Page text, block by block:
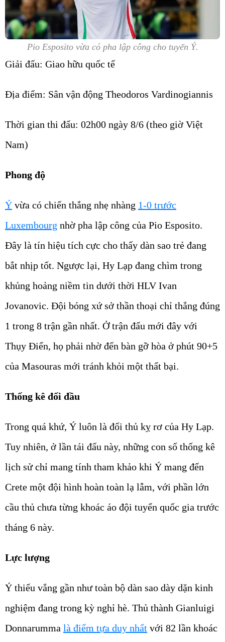
Pio Esposito vừa có pha lập công cho tuyển Ý.
Giải đấu: Giao hữu quốc tế
Địa điểm: Sân vận động Theodoros Vardinogiannis
Thời gian thi đấu: 02h00 ngày 8/6 (theo giờ Việt
Nam)
Phong độ
Ý vừa có chiến thắng nhẹ nhàng 1-0 trước
Luxembourg nhờ pha lập công của Pio Esposito.
Đây là tín hiệu tích cực cho thấy dàn sao trẻ đang
bắt nhịp tốt. Ngược lại, Hy Lạp đang chìm trong
khủng hoảng niềm tin dưới thời HLV Ivan
Jovanovic. Đội bóng xứ sở thần thoại chỉ thắng đúng
1 trong 8 trận gần nhất. Ở trận đấu mới đây với
Thụy Điển, họ phải nhờ đến bàn gỡ hòa ở phút 90+5
của Masouras mới tránh khỏi một thất bại.
Thống kê đối đầu
Trong quá khứ, Ý luôn là đối thủ kỵ rơ của Hy Lạp.
Tuy nhiên, ở lần tái đấu này, những con số thống kê
lịch sử chỉ mang tính tham khảo khi Ý mang đến
Crete một đội hình hoàn toàn lạ lẫm, với phần lớn
cầu thủ chưa từng khoác áo đội tuyển quốc gia trước
tháng 6 này.
Lực lượng
Ý thiếu vắng gần như toàn bộ dàn sao dày dặn kinh
nghiệm đang trong kỳ nghỉ hè. Thủ thành Gianluigi
Donnarumma là điểm tựa duy nhất với 82 lần khoác